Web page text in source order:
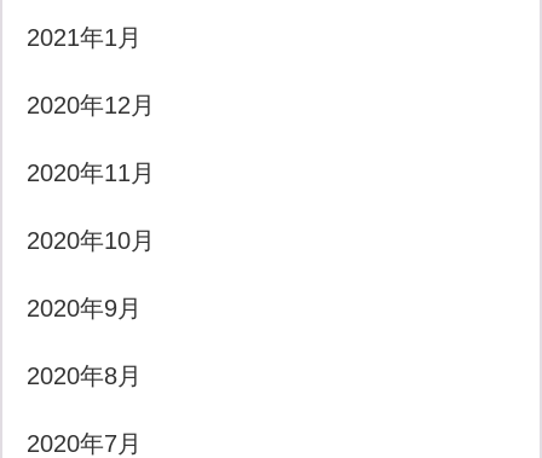
2021年1月
2020年12月
2020年11月
2020年10月
2020年9月
2020年8月
2020年7月